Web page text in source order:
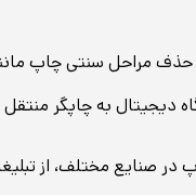
مراحل سنتی چاپ مانند
دیجیتال به چاپگر
در صنایع مختلف، از